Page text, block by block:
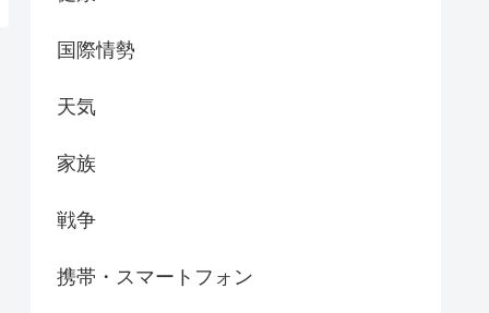
国際情勢
天気
家族
戦争
携帯・スマートフォン